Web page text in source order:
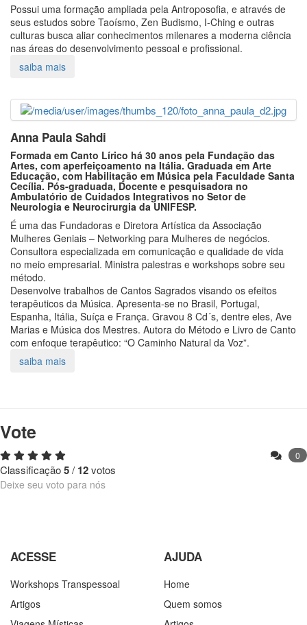
Possui uma formação ampliada pela Antroposofia, e através de
seus estudos sobre Taoísmo, Zen Budismo, I-Ching e outras
culturas busca aliar conhecimentos milenares a moderna ciência
nas áreas do desenvolvimento pessoal e profissional.
Anna Paula Sahdi
Formada em Canto Lírico há 30 anos pela Fundação das
Artes, com aperfeiçoamento na Itália. Graduada em Arte
Educação, com Habilitação em Música pela Faculdade Santa
Cecília. Pós-graduada, Docente e pesquisadora no
Ambulatório de Cuidados Integrativos no Setor de
Neurologia e Neurocirurgia da UNIFESP.
É uma das Fundadoras e Diretora Artística da Associação
Mulheres Geniais – Networking para Mulheres de negócios.
Consultora especializada em comunicação e qualidade de vida
no meio empresarial. Ministra palestras e workshops sobre seu
método.
Desenvolve trabalhos de Cantos Sagrados visando os efeitos
terapêuticos da Música. Apresenta-se no Brasil, Portugal,
Espanha, Itália, Suíça e França. Gravou 8 Cd´s, dentre eles, Ave
Marias e Música dos Mestres. Autora do Método e Livro de Canto
com enfoque terapêutico: “O Caminho Natural da Voz”.
Vote
0
Classificação5/ 12votos
Deixe seu voto para nós
ACESSE
Workshops Transpessoal
Artigos
AJUDA
Home
Quem somos